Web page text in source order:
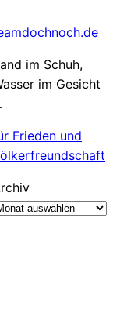
im Schuh,
im Gesicht
Frieden und